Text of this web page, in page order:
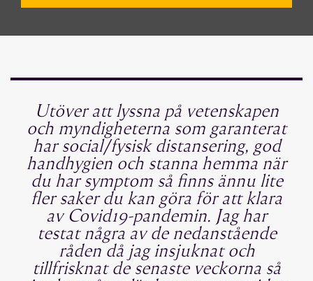
Utöver att lyssna på vetenskapen
och myndigheterna som garanterat
har social/fysisk distansering, god
handhygien och stanna hemma när
du har symptom så finns ännu lite
fler saker du kan göra för att klara
av Covid19-pandemin. Jag har
testat några av de nedanstående
råden då jag insjuknat och
tillfrisknat de senaste veckorna så